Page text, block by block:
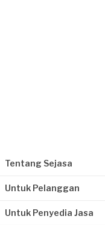
Tentang Sejasa
Untuk Pelanggan
Untuk Penyedia Jasa